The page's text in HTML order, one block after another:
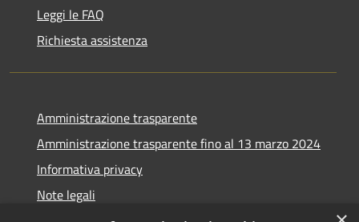
Leggi le FAQ
Richiesta assistenza
Amministrazione trasparente
Amministrazione trasparente fino al 13 marzo 2024
Informativa privacy
Note legali